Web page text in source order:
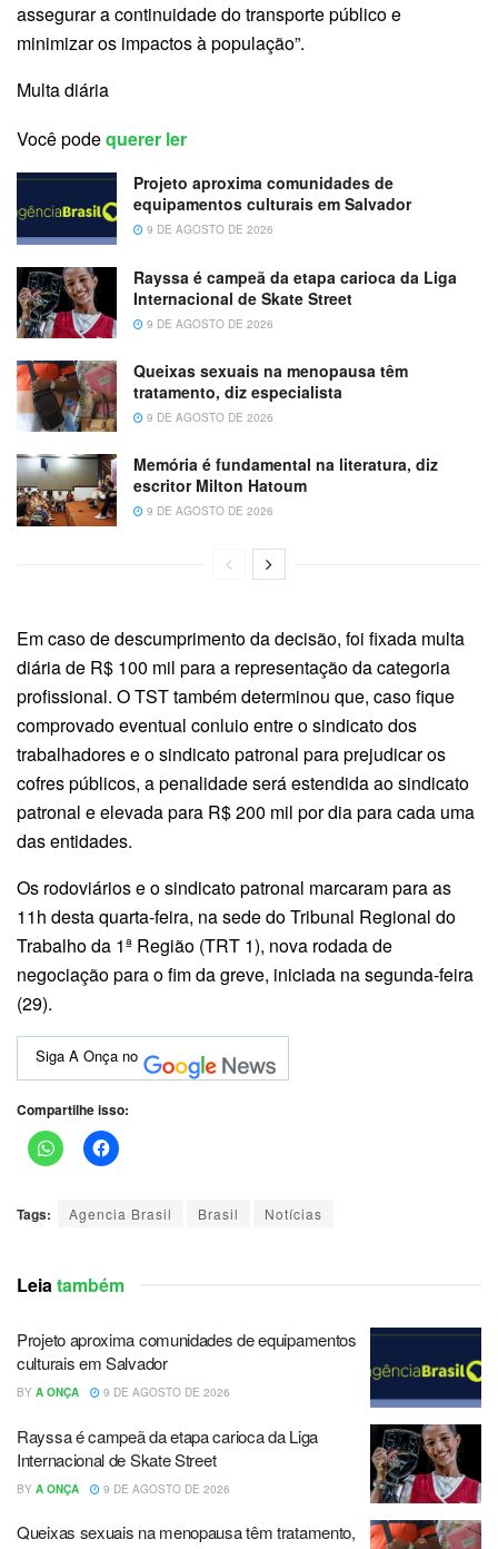
assegurar a continuidade do transporte público e
minimizar os impactos à população”.
Multa diária
Você podequerer ler
Projeto aproxima comunidades de
equipamentos culturais em Salvador
9 DE AGOSTO DE 2026
Rayssa é campeã da etapa carioca da Liga
Internacional de Skate Street
9 DE AGOSTO DE 2026
Queixas sexuais na menopausa têm
tratamento, diz especialista
9 DE AGOSTO DE 2026
Memória é fundamental na literatura, diz
escritor Milton Hatoum
9 DE AGOSTO DE 2026
Em caso de descumprimento da decisão, foi fixada multa
diária de R$ 100 mil para a representação da categoria
profissional. O TST também determinou que, caso fique
comprovado eventual conluio entre o sindicato dos
trabalhadores e o sindicato patronal para prejudicar os
cofres públicos, a penalidade será estendida ao sindicato
patronal e elevada para R$ 200 mil por dia para cada uma
das entidades.
Os rodoviários e o sindicato patronal marcaram para as
11h desta quarta-feira, na sede do Tribunal Regional do
Trabalho da 1ª Região (TRT 1), nova rodada de
negociação para o fim da greve, iniciada na segunda-feira
(29).
Siga A Onça no
Compartilhe isso:
Tags: Agencia Brasil Brasil Notícias
Leiatambém
Projeto aproxima comunidades de equipamentos
culturais em Salvador
BY A ONÇA 9 DE AGOSTO DE 2026
Rayssa é campeã da etapa carioca da Liga
Internacional de Skate Street
BY A ONÇA 9 DE AGOSTO DE 2026
Queixas sexuais na menopausa têm tratamento,